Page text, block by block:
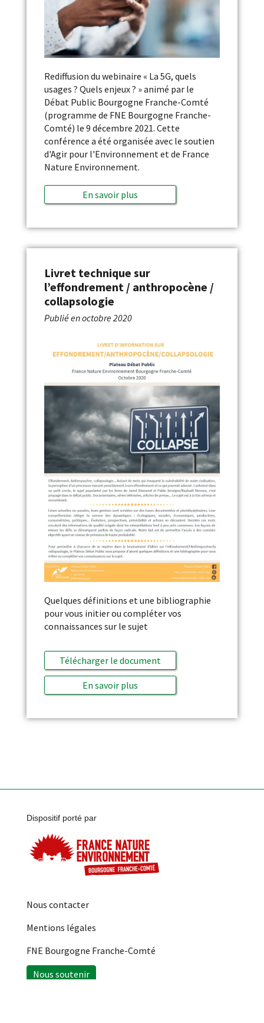
Rediffusion du webinaire « La 5G, quels
usages ? Quels enjeux ? » animé par le
Débat Public Bourgogne Franche-Comté
(programme de FNE Bourgogne Franche-
Comté) le 9 décembre 2021. Cette
conférence a été organisée avec le soutien
d'Agir pour l'Environnement et de France
Nature Environnement.
En savoir plus
Livret technique sur
l’effondrement / anthropocène /
collapsologie
Publié enoctobre 2020
Quelques définitions et une bibliographie
pour vous initier ou compléter vos
connaissances sur le sujet
Télécharger le document
En savoir plus
Dispositif porté par
Nous contacter
Mentions légales
FNE Bourgogne Franche-Comté
Nous soutenir